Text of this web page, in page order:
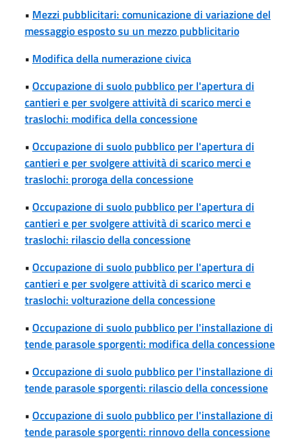
• Mezzi pubblicitari: comunicazione di variazione del
messaggio esposto su un mezzo pubblicitario
• Modifica della numerazione civica
• Occupazione di suolo pubblico per l'apertura di
cantieri e per svolgere attività di scarico merci e
traslochi: modifica della concessione
• Occupazione di suolo pubblico per l'apertura di
cantieri e per svolgere attività di scarico merci e
traslochi: proroga della concessione
• Occupazione di suolo pubblico per l'apertura di
cantieri e per svolgere attività di scarico merci e
traslochi: rilascio della concessione
• Occupazione di suolo pubblico per l'apertura di
cantieri e per svolgere attività di scarico merci e
traslochi: volturazione della concessione
• Occupazione di suolo pubblico per l'installazione di
tende parasole sporgenti: modifica della concessione
• Occupazione di suolo pubblico per l'installazione di
tende parasole sporgenti: rilascio della concessione
• Occupazione di suolo pubblico per l'installazione di
tende parasole sporgenti: rinnovo della concessione